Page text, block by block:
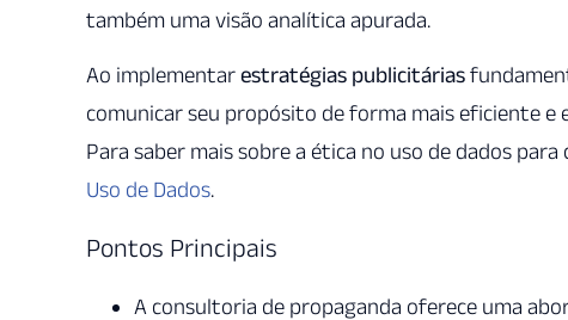
também uma visão analítica apurada.
Ao implementarestratégias publicitárias
comunicar seu propósito de forma mais eficiente e
Para saber mais sobre a ética no uso de dados
Uso de Dados.
Pontos Principais
A consultoria de propaganda oferece uma